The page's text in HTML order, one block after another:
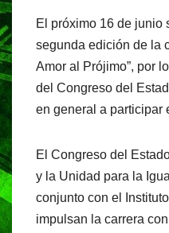
c
e
b
o
k
at
s
A
p
El próximo 16 de junio
segunda edición de la
Amor al Prójimo”, por
del Congreso del
en general a participar
El Congreso del
y la Unidad para la
conjunto con el
impulsan la carrera